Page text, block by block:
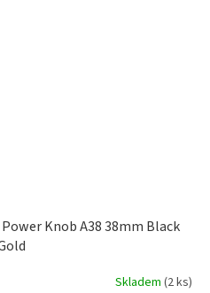
Knob A38 38mm Black
Skladem (2 ks)